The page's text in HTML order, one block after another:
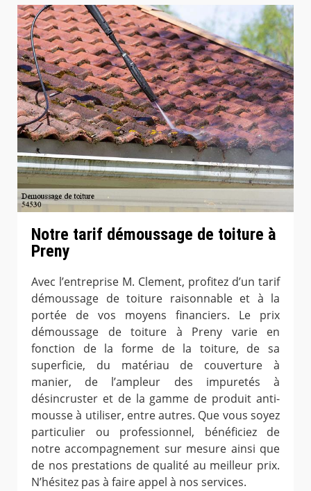
Notre tarif démoussage de toiture à
Preny
Avec l’entreprise M. Clement, profitez d’un tarif
démoussage de toiture raisonnable et à la
portée de vos moyens financiers. Le prix
démoussage de toiture à Preny varie en
fonction de la forme de la toiture, de sa
superficie, du matériau de couverture à
manier, de l’ampleur des impuretés à
désincruster et de la gamme de produit anti-
mousse à utiliser, entre autres. Que vous soyez
particulier ou professionnel, bénéficiez de
notre accompagnement sur mesure ainsi que
de nos prestations de qualité au meilleur prix.
N’hésitez pas à faire appel à nos services.